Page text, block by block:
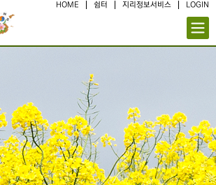
HOME 쉼터 지리정보서비스 LOGIN